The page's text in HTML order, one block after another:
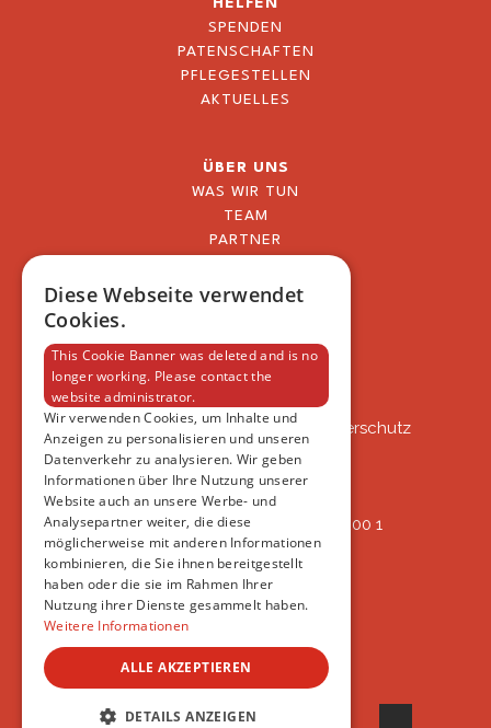
HELFEN
SPENDEN
PATENSCHAFTEN
PFLEGESTELLEN
AKTUELLES
ÜBER UNS
WAS WIR TUN
TEAM
PARTNER
FAQ
VSAT
VSAT - Verein Schweizer Auslandtierschutz
Oberlangnauerstrasse 13b
9562 Märwil
IBAN: CH82 00 78 4297 8786 7200 1
ERREICHBAR
AB 17:45
+41 44 594 66 25
© 2022 VSAT
Diese Webseite verwendet
Cookies.
This Cookie Banner was deleted and is no
longer working. Please contact the
website administrator.
Wir verwenden Cookies, um Inhalte und
Anzeigen zu personalisieren und unseren
Datenverkehr zu analysieren. Wir geben
Informationen über Ihre Nutzung unserer
Website auch an unsere Werbe- und
Analysepartner weiter, die diese
möglicherweise mit anderen Informationen
kombinieren, die Sie ihnen bereitgestellt
haben oder die sie im Rahmen Ihrer
Nutzung ihrer Dienste gesammelt haben.
Weitere Informationen
ALLE AKZEPTIEREN
DETAILS ANZEIGEN